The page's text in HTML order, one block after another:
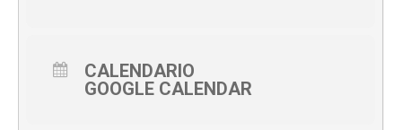
CALENDARIO
GOOGLE CALENDAR